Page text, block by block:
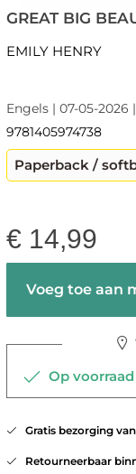
GREAT BIG
EMILY HENRY
Engels | 07-05-2026
9781405974738
Paperback /
€ 14,99
Voeg toe aan
Op
Gratis bezorging
Retourneerbaar